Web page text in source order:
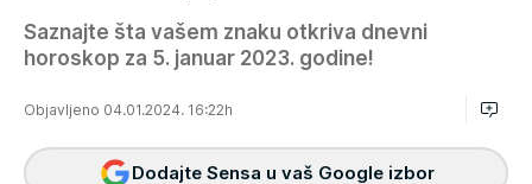
Saznajte šta vašem znaku otkriva dnevni
horoskop za 5. januar 2023. godine!
Objavljeno 04.01.2024. 16:22h
Dodajte Sensa u vaš Google izbor